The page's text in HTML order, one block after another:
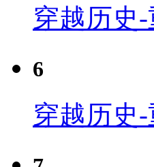
穿越历史
6
穿越历史